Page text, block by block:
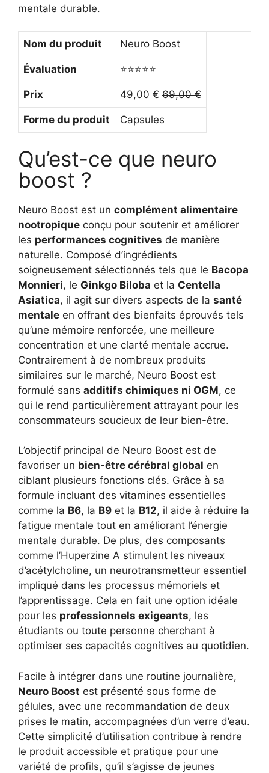
mentale durable.
Nom du produit Neuro Boost
Évaluation ⭐⭐⭐⭐⭐
Prix 49,00 € 69,00 €
Forme du produit Capsules
Qu’est-ce que neuro
boost ?
Neuro Boost est un complément alimentaire
nootropique conçu pour soutenir et améliorer
les performances cognitives de manière
naturelle. Composé d’ingrédients
soigneusement sélectionnés tels que le Bacopa
Monnieri, le Ginkgo Biloba et la Centella
Asiatica, il agit sur divers aspects de la santé
mentale en offrant des bienfaits éprouvés tels
qu’une mémoire renforcée, une meilleure
concentration et une clarté mentale accrue.
Contrairement à de nombreux produits
similaires sur le marché, Neuro Boost est
formulé sans additifs chimiques ni OGM, ce
qui le rend particulièrement attrayant pour les
consommateurs soucieux de leur bien-être.
L’objectif principal de Neuro Boost est de
favoriser un bien-être cérébral global en
ciblant plusieurs fonctions clés. Grâce à sa
formule incluant des vitamines essentielles
comme la B6, la B9 et la B12, il aide à réduire la
fatigue mentale tout en améliorant l’énergie
mentale durable. De plus, des composants
comme l’Huperzine A stimulent les niveaux
d’acétylcholine, un neurotransmetteur essentiel
impliqué dans les processus mémoriels et
l’apprentissage. Cela en fait une option idéale
pour les professionnels exigeants, les
étudiants ou toute personne cherchant à
optimiser ses capacités cognitives au quotidien.
Facile à intégrer dans une routine journalière,
Neuro Boost est présenté sous forme de
gélules, avec une recommandation de deux
prises le matin, accompagnées d’un verre d’eau.
Cette simplicité d’utilisation contribue à rendre
le produit accessible et pratique pour une
variété de profils, qu’il s’agisse de jeunes